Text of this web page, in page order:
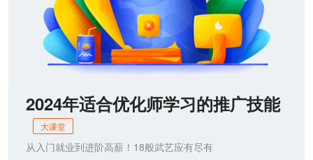
2024年适合优化师学习的推广技能
大课堂
从入门就业到进阶高薪！18般武艺应有尽有